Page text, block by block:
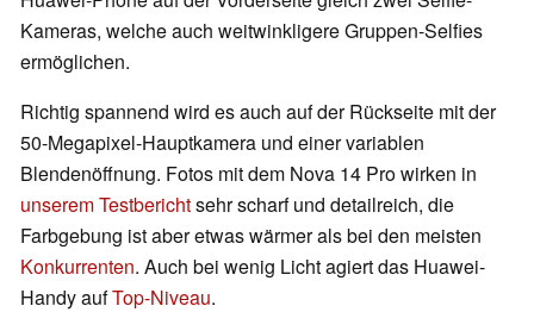
Kameras, welche auch weitwinkligere Gruppen-Selfies
ermöglichen.
Richtig spannend wird es auch auf der Rückseite mit der
50-Megapixel-Hauptkamera und einer variablen
Blendenöffnung. Fotos mit dem Nova 14 Pro wirken in
unserem Testberichtsehr scharf und detailreich, die
Farbgebung ist aber etwas wärmer als bei den meisten
Konkurrenten. Auch bei wenig Licht agiert das Huawei-
Handy aufTop-Niveau.